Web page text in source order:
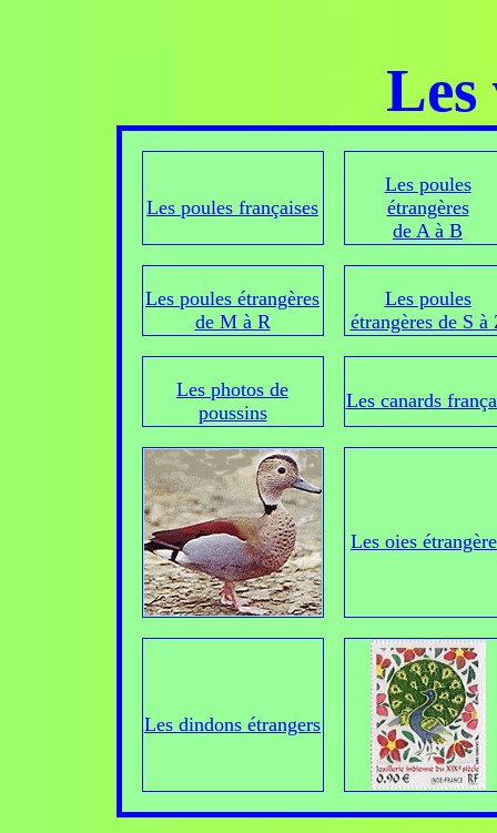
Les
Les poules françaises
Les poules
étrangères
de A à B
Les poules étrangères
de M à R
Les poules
étrangères de S à
Les photos de
poussins
Les canards
Les oies
Les dindons étrangers